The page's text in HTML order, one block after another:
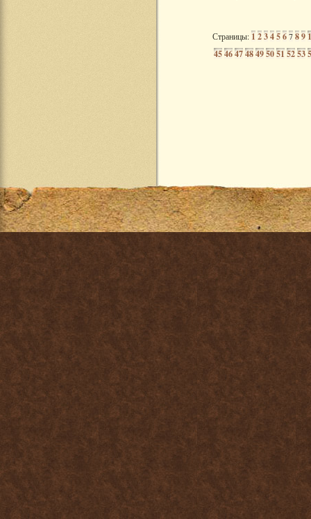
Страницы:1 23456789
454647484950515253